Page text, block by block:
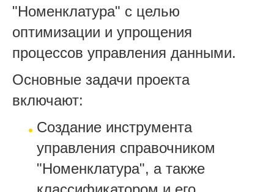
"Номенклатура" с целью
оптимизации и упрощения
процессов управления данными.
Основные задачи проекта
включают:
Создание инструмента
управления справочником
"Номенклатура", а также